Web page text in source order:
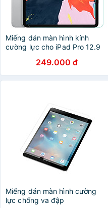
Miếng dán màn hình kính
cường lực cho iPad Pro 12.9
hiệu Mercury H+ Pro (mỏng
0.2 mm, vát cạnh 2.5D, chống
trầy, chống va đập) - Hàng
249.000 đ
Miếng dán màn hình cường
lực chống va đập